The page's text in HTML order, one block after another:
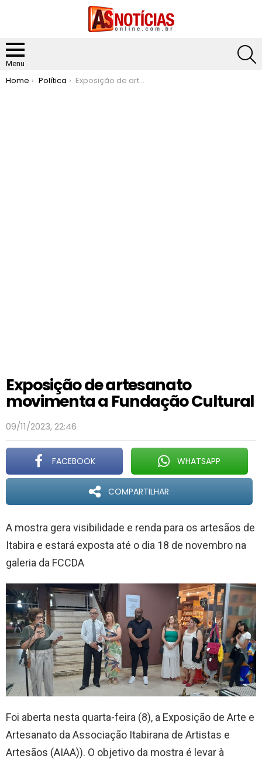
Menu
You are here:
Home Política Exposição de artesanato movimenta a Fundação Cultural
Exposição de artesanato
movimenta a Fundação Cultural
09/11/2023, 22:46
FACEBOOK WHATSAPP
COMPARTILHAR
A mostra gera visibilidade e renda para os artesãos de
Itabira e estará exposta até o dia 18 de novembro na
galeria da FCCDA
Foi aberta nesta quarta-feira (8), a Exposição de Arte e
Artesanato da Associação Itabirana de Artistas e
Artesãos (AIAA)). O objetivo da mostra é levar à